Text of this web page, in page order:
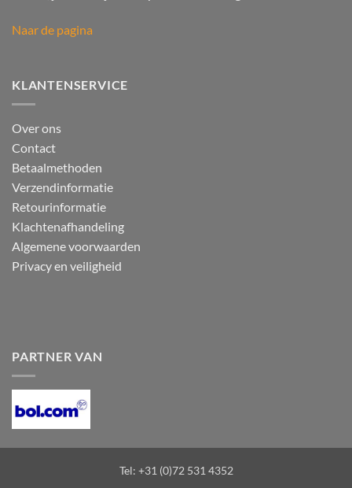
Naar de pagina
KLANTENSERVICE
Over ons
Contact
Betaalmethoden
Verzendinformatie
Retourinformatie
Klachtenafhandeling
Algemene voorwaarden
Privacy en veiligheid
PARTNER VAN
Tel: +31 (0)72 531 4352